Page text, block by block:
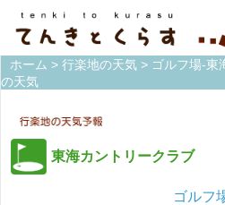
ホーム > 行楽地の天気 > ゴルフ場-東
の天気
東海カントリークラブ
ゴルフ